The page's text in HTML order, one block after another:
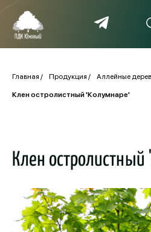
Главная Продукция Аллейные
Клен остролистный 'Колумнаре'
Клен